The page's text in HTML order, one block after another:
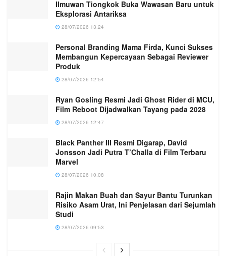
Ilmuwan Tiongkok Buka Wawasan Baru untuk
Eksplorasi Antariksa
28/07/2026 13:24
Personal Branding Mama Firda, Kunci Sukses
Membangun Kepercayaan Sebagai Reviewer
Produk
28/07/2026 12:54
Ryan Gosling Resmi Jadi Ghost Rider di MCU,
Film Reboot Dijadwalkan Tayang pada 2028
28/07/2026 12:47
Black Panther III Resmi Digarap, David
Jonsson Jadi Putra T’Challa di Film Terbaru
Marvel
28/07/2026 10:08
Rajin Makan Buah dan Sayur Bantu Turunkan
Risiko Asam Urat, Ini Penjelasan dari Sejumlah
Studi
28/07/2026 09:53